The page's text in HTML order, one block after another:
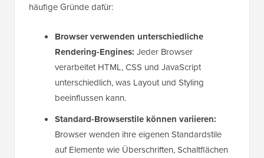
häufige Gründe dafür:
Browser verwenden unterschiedliche
Rendering-Engines: Jeder Browser
verarbeitet HTML, CSS und JavaScript
unterschiedlich, was Layout und Styling
beeinflussen kann.
Standard-Browserstile können variieren:
Browser wenden ihre eigenen Standardstile
auf Elemente wie Überschriften, Schaltflächen